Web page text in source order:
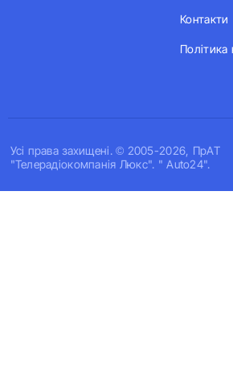
Усi права захищенi. © 2005-2026, ПрАТ
"Телерадіокомпанія Люкс". " Auto24".
Контакти
Політика